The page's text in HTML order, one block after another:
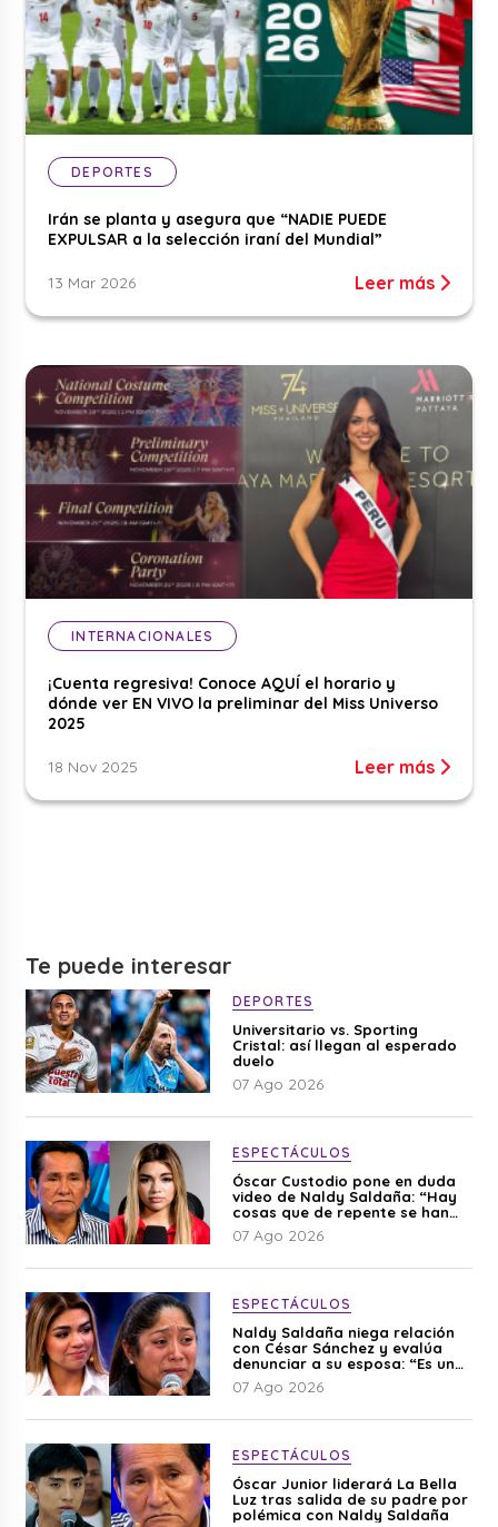
DEPORTES
Irán se planta y asegura que “NADIE PUEDE
EXPULSAR a la selección iraní del Mundial”
13 Mar 2026 Leer más
INTERNACIONALES
¡Cuenta regresiva! Conoce AQUÍ el horario y
dónde ver EN VIVO la preliminar del Miss Universo
2025
18 Nov 2025 Leer más
Te puede interesar
DEPORTES
Universitario vs. Sporting
Cristal: así llegan al esperado
duelo
07 Ago 2026
ESPECTÁCULOS
Óscar Custodio pone en duda
video de Naldy Saldaña: “Hay
cosas que de repente se han
editado”
07 Ago 2026
ESPECTÁCULOS
Naldy Saldaña niega relación
con César Sánchez y evalúa
denunciar a su esposa: “Es una
difamación”
07 Ago 2026
ESPECTÁCULOS
Óscar Junior liderará La Bella
Luz tras salida de su padre por
polémica con Naldy Saldaña